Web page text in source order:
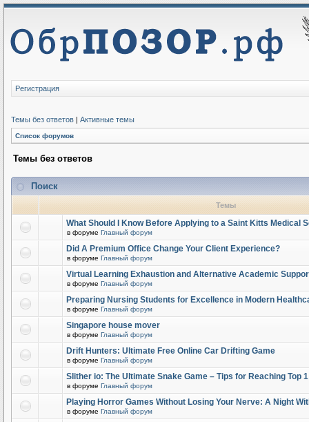
Регистрация
Темы без ответов | Активные темы
Список форумов
Темы без ответов
Поиск
Темы
What Should I Know Before Applying to a Saint Kitts Medical
в форуме Главный форум
Did A Premium Office Change Your Client Experience?
в форуме Главный форум
Virtual Learning Exhaustion and Alternative Academic
в форуме Главный форум
Preparing Nursing Students for Excellence in Modern
в форуме Главный форум
Singapore house mover
в форуме Главный форум
Drift Hunters: Ultimate Free Online Car Drifting Game
в форуме Главный форум
Slither io: The Ultimate Snake Game – Tips for Reaching Top
в форуме Главный форум
Playing Horror Games Without Losing Your Nerve: A Night
в форуме Главный форум